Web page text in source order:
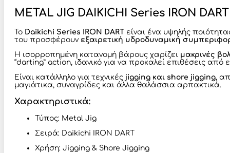
METAL JIG DAIKICHI Series IRON DART
Το Daikichi Series IRON DART είναι ένα υψηλής
του προσφέρουν εξαιρετική υδροδυναμική
Η ισορροπημένη κατανομή βάρους χαρίζει μακρινές
“darting” action, ιδανικό για να προκαλεί επιθέσεις
Είναι κατάλληλο για τεχνικές jigging και shore jigging,
μαγιάτικα, συναγρίδες και άλλα θαλάσσια αρπακτικά.
Χαρακτηριστικά:
Τύπος: Metal Jig
Σειρά: Daikichi IRON DART
Χρήση: Jigging & Shore Jigging